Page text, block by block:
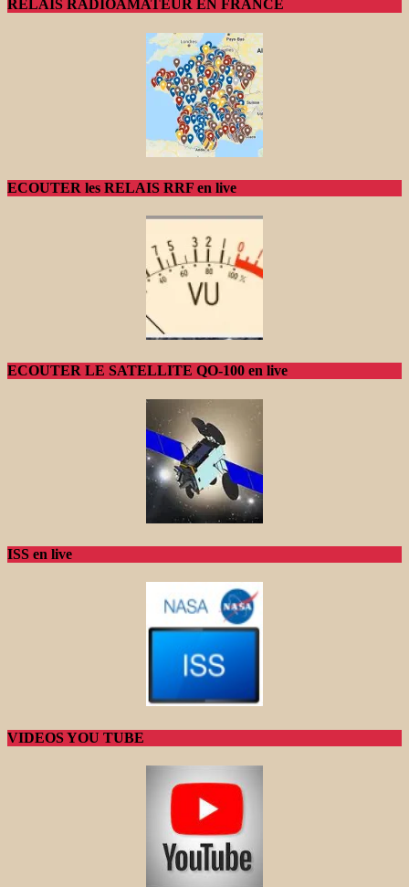
RELAIS RADIOAMATEUR EN FRANCE
ECOUTER les RELAIS RRF en live
ECOUTER LE SATELLITE QO-100 en live
ISS en live
VIDEOS YOU TUBE